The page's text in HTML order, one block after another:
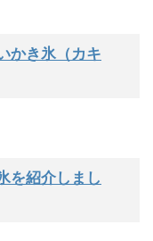
かき氷（カキ
を紹介しまし